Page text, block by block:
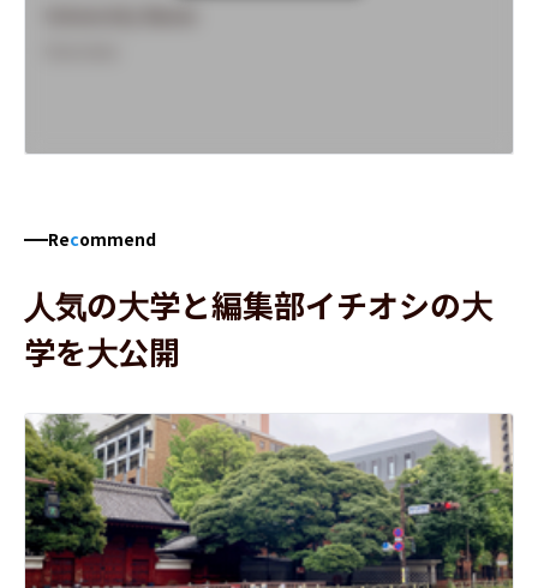
Recommend
人気の大学と編集部イチオシの大
学を大公開